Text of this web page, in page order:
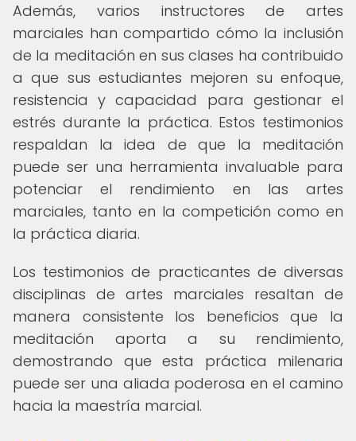
Además, varios instructores de artes
marciales han compartido cómo la inclusión
de la meditación en sus clases ha contribuido
a que sus estudiantes mejoren su enfoque,
resistencia y capacidad para gestionar el
estrés durante la práctica. Estos testimonios
respaldan la idea de que la meditación
puede ser una herramienta invaluable para
potenciar el rendimiento en las artes
marciales, tanto en la competición como en
la práctica diaria.
Los testimonios de practicantes de diversas
disciplinas de artes marciales resaltan de
manera consistente los beneficios que la
meditación aporta a su rendimiento,
demostrando que esta práctica milenaria
puede ser una aliada poderosa en el camino
hacia la maestría marcial.